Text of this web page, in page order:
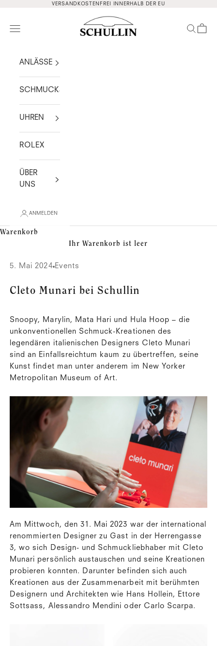
Zum Inhalt springenVERSANDKOSTENFREI INNERHALB DER EU
Schullin
Navigationsmenü öffnen
Suche
ANLÄSSE
SCHMUCK
UHREN
ROLEX
ÜBER
UNS
ANMELDEN
Warenkorb
Ihr Warenkorb ist leer
5. Mai 2024 Events
Cleto Munari bei Schullin
Snoopy, Marylin, Mata Hari und Hula Hoop – die
unkonventionellen Schmuck-Kreationen des
legendären italienischen Designers Cleto Munari
sind an Einfallsreichtum kaum zu übertreffen, seine
Kunst findet man unter anderem im New Yorker
Metropolitan Museum of Art.
Am Mittwoch, den 31. Mai 2023 war der international
renommierten Designer zu Gast in der Herrengasse
3, wo sich Design- und Schmuckliebhaber mit Cleto
Munari persönlich austauschen und seine Kreationen
probieren konnten. Darunter befinden sich auch
Kreationen aus der Zusammenarbeit mit berühmten
Designern und Architekten wie Hans Hollein, Ettore
Sottsass, Alessandro Mendini oder Carlo Scarpa.